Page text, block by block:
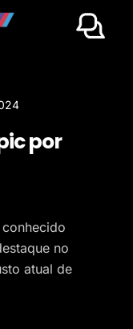
por
no
atual de